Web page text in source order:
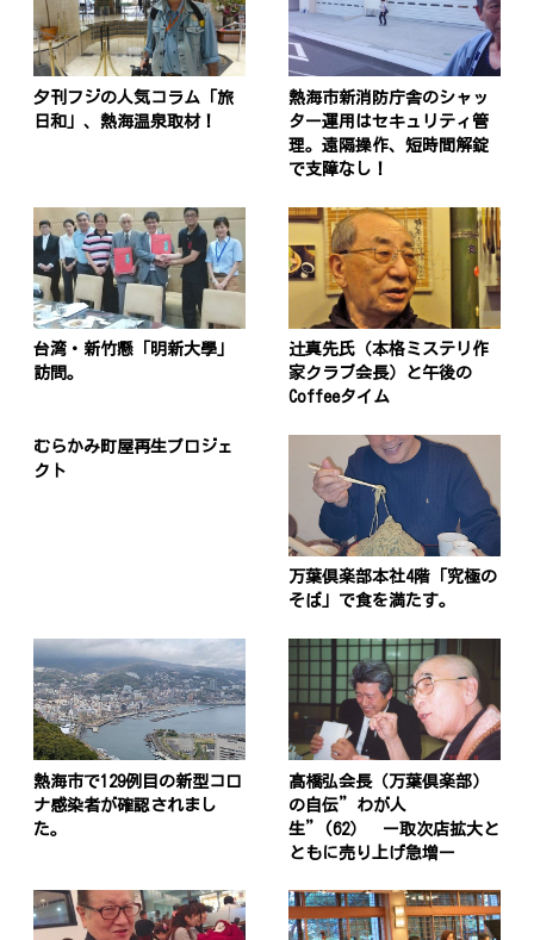
夕刊フジの人気コラム「旅
日和」、熱海温泉取材！
熱海市新消防庁舎のシャッ
ター運用はセキュリティ管
理。遠隔操作、短時間解錠
で支障なし！
台湾・新竹懸「明新大學」
訪問。
辻真先氏（本格ミステリ作
家クラブ会長）と午後の
Coffeeタイム
むらかみ町屋再生プロジェ
クト
万葉倶楽部本社4階「究極の
そば」で食を満たす。
熱海市で129例目の新型コロ
ナ感染者が確認されまし
た。
髙橋弘会長（万葉倶楽部）
の自伝”わが人
生”(62） ー取次店拡大と
ともに売り上げ急増ー